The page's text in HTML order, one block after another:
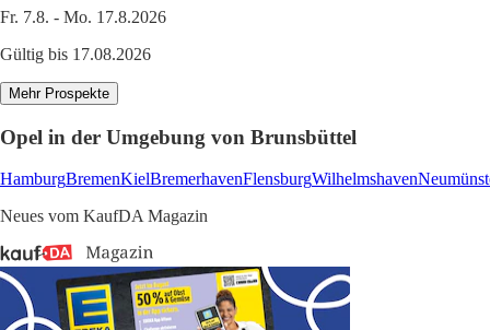
Fr. 7.8. - Mo. 17.8.2026
Gültig bis 17.08.2026
Mehr Prospekte
Opel in der Umgebung von Brunsbüttel
HamburgBremenKielBremerhavenFlensburgWilhelmshaven
Neues vom KaufDA Magazin